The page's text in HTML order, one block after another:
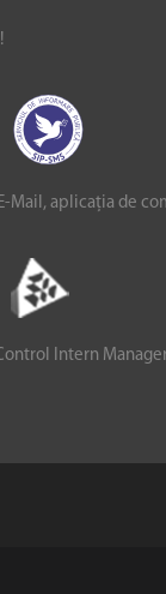
Mail, aplicația de
Intern